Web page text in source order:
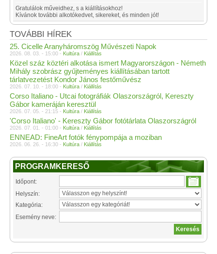
Gratulálok műveidhez, s a kiállításokhoz!
Kívánok további alkotókedvet, sikereket, és minden jót!
TOVÁBBI HÍREK
25. Cicelle Aranyháromszög Művészeti Napok
2026. 08. 03. - 15:00 - Kultúra / Kiállítás
Közel száz köztéri alkotása ismert Magyarországon - Németh
Mihály szobrász gyűjteményes kiállításában tartott
tárlatvezetést Kondor János festőművész
2026. 07. 10. - 18:00 - Kultúra / Kiállítás
Corso Italiano - Utcai fotográfiák Olaszországról, Kereszty
Gábor kameráján keresztül
2026. 07. 05. - 21:15 - Kultúra / Kiállítás
'Corso Italiano' - Kereszty Gábor fotótárlata Olaszországról
2026. 07. 01. - 01:00 - Kultúra / Kiállítás
ENNEAD: FineArt fotók fénypompája a moziban
2026. 06. 26. - 16:30 - Kultúra / Kiállítás
PROGRAMKERESŐ
Időpont:
Helyszín:
Kategória:
Esemény neve: